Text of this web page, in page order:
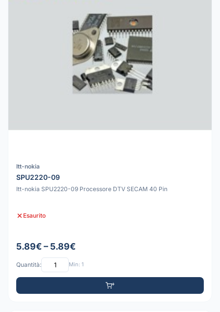
Itt-nokia
SPU2220-09
Itt-nokia SPU2220-09 Processore DTV SECAM 40 Pin
Esaurito
5.89€ – 5.89€
Quantità: Min: 1